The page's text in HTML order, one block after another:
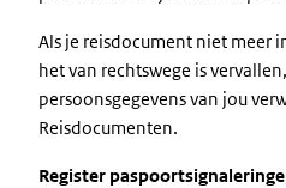
Als je reisdocument niet meer
het van rechtswege is
persoonsgegevens van jou
Reisdocumenten.
Register